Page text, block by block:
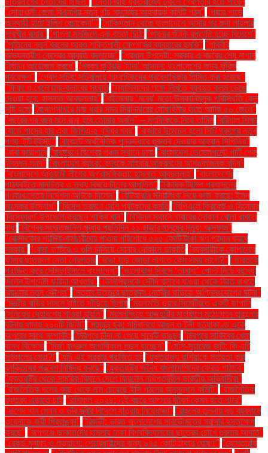
"নোয়াখালী জেলা বিএনপির নতুন পাঁচ সদস্যের আহ্বায়ক কমিটি গঠন" "পদ্মার পাড়ে
অস্থায়ী হাটে ইলিশ বেচাকেনা"'' "পাকিস্তান থেকে বাংলাদেশে আসার পর রুনা লায়লার
সম্মুখীন বাধার" "পাগলা মসজিদে এক বস্তা চিঠি: "পাবনার শুঁটকি রপ্তানি হচ্ছে বিদেশে"
"পুতিনের নতুন ধরনের আরও শক্তিশালী ক্ষেপণাস্ত্র ব্যবহারের হুমকি" "পৃথিবীর
অভ্যন্তরীণ কেন্দ্রের আকৃতি বদলাচ্ছে" "প্রধান উপদেষ্টা: সরকার এ বছরের শেষ নাগাদ
নির্বাচন আয়োজন করবে" "প্রবল ঘূর্ণিঝড় 'দানা' আসন্ন: বাংলাদেশের জন্য ঝুঁকির
পর্যবেক্ষণ" "প্রেস সচিব: সচিবালয়ে সাংবাদিকদের প্রবেশাধিকার সীমিত করা হয়েছে"
"ফিফা ও খেলোয়াড়-ক্লাবের সংঘাত "ফ্যাসিবাদের পক্ষে লিখতে ব্যবহৃত কলম ভেঙে
দেওয়া হবে: হাসনাত আবদুল্লাহ" "বইমেলায় ‘মবের’ মতো উসকানিমূলক পরিস্থিতি কেন
সৃষ্টি হলো "বঙ্গোপসাগরে মাছ ধরার সময় মিয়ানমারের নৌবাহিনীর হাতে আটক ৫৬ জেলে"
"বছরের পর বছর মনে রাখা হবে তোমার অর্জন" – মুশফিককে নিয়ে তামিম "বরিশাল শিক্ষা
বোর্ডে পাসের হার এবং জিপিএ-৫ বৃদ্ধির খবর" "বাজারে উন্মোচন হলো সিটি গ্রুপের নতুন
পণ্য ‘টুটি টুইস্ট’" "বাজেটে অর্থনৈতিক পুনরুদ্ধারে গুরুত্ব দেওয়ার আহ্বান সিপিডির"
"বাবা কারাগারে "বায়ুদূষণে বিশ্বের পঞ্চম স্থানে ঢাকা "বাংলাদেশ ডেভেলপমেন্ট পার্টি পেল
নিবন্ধন সনদ" "বাংলাদেশ ব্যাংক: ব্যাংকে সাইবার আক্রমণের আশঙ্কাজনক বৃদ্ধি"
"বাংলাদেশে আওয়ামী লীগের অপ্রাসঙ্গিকতা: হাসনাত আবদুল্লাহ" "বাংলাদেশের
পাঠ্যবইতে মানচিত্র ও তথ্য বিষয়ে চীনের আপত্তি" "বিচারক ট্রাম্প প্রশাসনের
গণবরখাস্তের নির্দেশনা আটকে দিলেন" "বিটিআরসি স্টারলিংক নিয়ে কাজ করছে: ইলন
মাস্কের উদ্যোগ" "বিদেশ ভ্রমণে দেশি পর্যটকদের কমতি "বিপিএলে ক্রিকেট ও সিনেমার
'বিস্ফোরণ' উপভোগ করছেন শাকিব খান" "বিভিন্ন স্থানে খাবারের দোকান খোলা রাখতে
বাধা "বিশ্বের সংঘাতজনিত ক্ষুধায় প্রতিদিন ২১ হাজার মানুষের মৃত্যু: অক্সফাম"
"বেক্সিমকোর শ্রমিক-কর্মচারীদের পাওনা পরিশোধে ৫২৫ কোটি টাকা ঋণ প্রদান করবে
সরকার" "বোমা ফাটিয়ে ও গুলি চালিয়ে সোনার দোকানে ডাকাতি "ব্যবসায়ীকে কোপানোর
ঘটনায় ছাত্রদল নেতা গ্রেপ্তার "ভাঙা হাড় জোড়া লাগতে কেন সময় লাগে?" "ভারতকে
পরাজিত করে সেমিফাইনালে বাংলাদেশ" "ভালোবাসা দিবসে ‘তামাশা’ পোস্ট নিয়ে ব্যাখ্যা
দিলেন উপদেষ্টা ফরিদা আখতার" "ভিনিসিয়ুসকে সৌদি ক্লাবে যাওয়া থেকে বিরত রাখতে
রিয়ালের নতুন কৌশল" "মতলব উত্তরে ছাত্রদল নেত্রীর বাড়িতে অগ্নিসংযোগের ঘটনা"
"মন্ত্রীর বাড়ির সামনে বৃষ্টিতে দাঁড়িয়ে ছিলাম "ময়নামতি ওয়ার সিমেট্রিতে একটি জাপানি
সৈনিকের দেহাবশেষ পাওয়া যায়নি" "ময়মনসিংহে আজহারীর মাহফিলে মুঠোফোন হারানোর
ঘটনায় থানায় ২০০টি জিডি" "মামুনুল হক: সচিবালয়ে আগুন ও টঙ্গী হত্যাকাণ্ড একে
অপরের সাথে সম্পর্কিত "মিরপুরে চাঁদা না পেয়ে মার্কেট ভাঙচুর "মিরপুরে সাকিবের খেলা
বন্ধে বিক্ষোভ "মির্জা ফখরুল আগামীকাল লন্ডন যাচ্ছেন" "মেসি-সুয়ারেজ জুটি: কি এটি
সর্বকালের সেরা?" "যদি এই সরকার পরাজিত হয় "যুক্তরাজ্য রাশিয়াকে সহায়তা করা
ব্যক্তিদের প্রবেশ নিষিদ্ধ করছে" "যুক্তরাষ্ট্র অবৈধ বাংলাদেশিদের ফেরত পাঠাবে"
"যুক্তরাষ্ট্র থেকে সামরিক বিমানে দেশে ফিরলেন নথিপত্রহীন ভারতীয় অভিবাসীরা"
"রাজনৈতিক দলের কাছ থেকে নাম চেয়েছে ইসি গঠনের অনুসন্ধান কমিটি" "রাজনৈতিক
বক্তব্য এড়াতে চাই "রাশিফল ২০২৪: এই বছরে আপনার জীবন কেমন হতে পারে"
"রাশেদ খান মেনন ও তাঁর স্ত্রীর বিদেশে যাত্রায় নিষেধাজ্ঞা" "রাহুলের তুলনায় বড় ব্যবধানে
ওয়েনাডে জয়ী প্রিয়াঙ্কা" "রিজভী: ভারত বাংলাদেশের সার্বভৌমত্বে সরাসরি হস্তক্ষেপ
করছে" "রূপগঞ্জে ডাকাতদের হামলায় ঢাকা বিশ্ববিদ্যালয়ের ছাত্রের চোখে গুরুতর আঘাত"
"রেকর্ড মুনাফা ও লভ্যাংশ: শেয়ারধারীদের জন্য ৯৭৫ কোটি টাকার ঘোষণা" "রেস্তোরাঁয়